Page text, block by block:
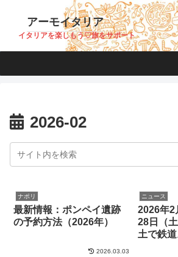
アーモイタリア
イタリアを楽しもう♡旅をサポート
2026-02
ナポリ
最新情報：ポンペイ遺跡
の予約方法（2026年）
2026.03.03
ニュース
2026年2
28日（
土で鉄